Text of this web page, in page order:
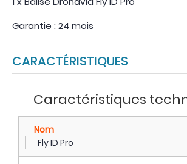
Garantie : 24 mois
CARACTÉRISTIQUES
Caractéristiques
Nom
Fly ID Pro